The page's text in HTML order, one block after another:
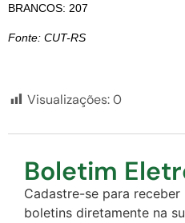
BRANCOS: 207
Fonte: CUT-RS
Visualizações:0
Boletim
Cadastre-se para
boletins diretamente na